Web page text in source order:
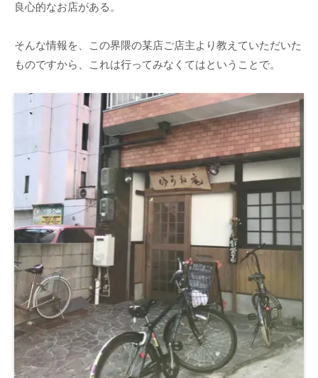
良心的なお店がある。
そんな情報を、この界隈の某店ご店主より教えていただいた
ものですから、これは行ってみなくてはということで。